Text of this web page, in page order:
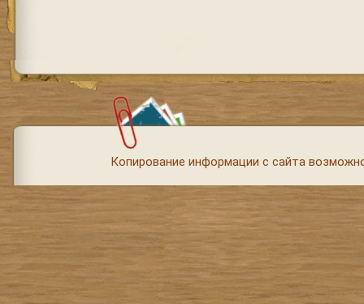
Копирование информации с сайта